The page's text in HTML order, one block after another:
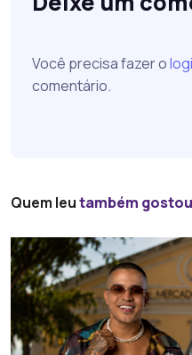
Você precisa fazer o
comentário.
Quem leutambém